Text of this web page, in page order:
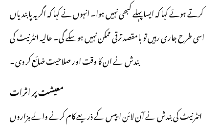
کرتے ہوئے کہا کہ ایسا پہلے کبھی نہیں ہوا۔ انہوں نے کہا کہ اگر یہ پابندیاں
اسی طرح جاری رہیں تو بامقصد ترقی ممکن نہیں ہو سکے گی۔ حالیہ انٹرنیٹ کی
بندش نے ان کا وقت اور صلاحیت ضائع کر دی۔
معیشت پر اثرات
انٹرنیٹ کی بندش نے آن لائن ایپس کے ذریعے کام کرنے والے ہزاروں